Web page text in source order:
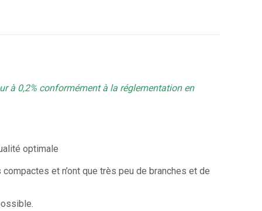
à 0,2% conformément à la réglementation en
optimale
et n’ont que très peu de branches et de